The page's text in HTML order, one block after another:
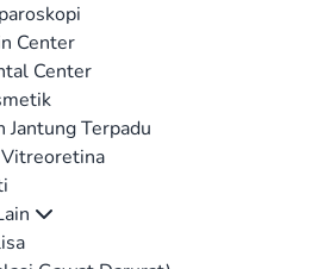
Center
Center
Jantung Terpadu